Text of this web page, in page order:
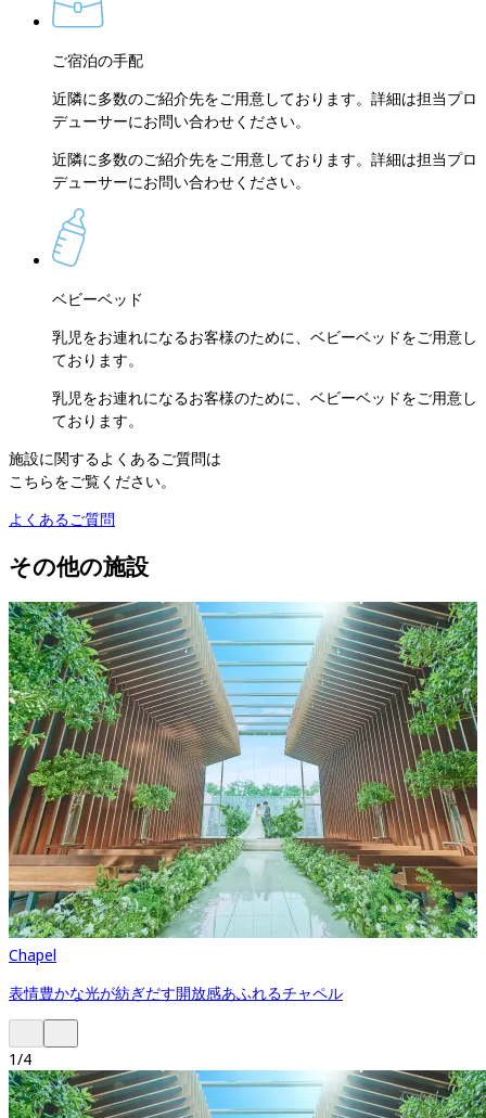
ご宿泊の手配
近隣に多数のご紹介先をご用意しております。詳細は担当プロ
デューサーにお問い合わせください。
近隣に多数のご紹介先をご用意しております。詳細は担当プロ
デューサーにお問い合わせください。
ベビーベッド
乳児をお連れになるお客様のために、ベビーベッドをご用意し
ております。
乳児をお連れになるお客様のために、ベビーベッドをご用意し
ております。
施設に関するよくあるご質問は
こちらをご覧ください。
よくあるご質問
その他の施設
Chapel
表情豊かな光が紡ぎだす開放感あふれるチャペル
1/4